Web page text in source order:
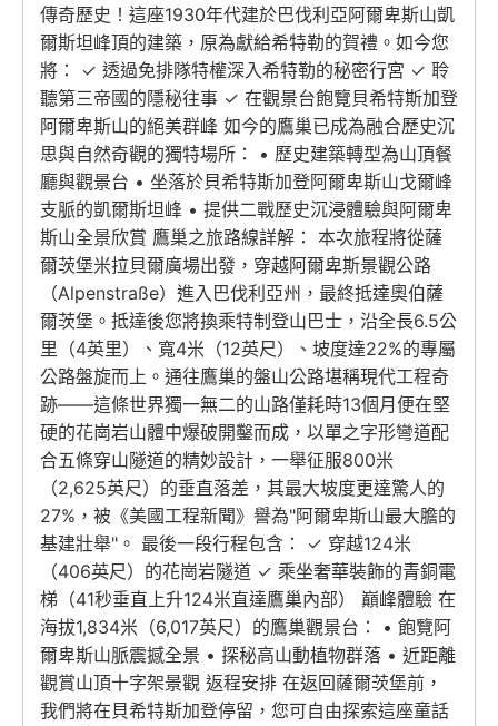
傳奇歷史！這座1930年代建於巴伐利亞阿爾卑斯山凱
爾斯坦峰頂的建築，原為獻給希特勒的賀禮。如今您
將： ✓ 透過免排隊特權深入希特勒的秘密行宮 ✓ 聆
聽第三帝國的隱秘往事 ✓ 在觀景台飽覽貝希特斯加登
阿爾卑斯山的絕美群峰 如今的鷹巢已成為融合歷史沉
思與自然奇觀的獨特場所： • 歷史建築轉型為山頂餐
廳與觀景台 • 坐落於貝希特斯加登阿爾卑斯山戈爾峰
支脈的凱爾斯坦峰 • 提供二戰歷史沉浸體驗與阿爾卑
斯山全景欣賞 鷹巢之旅路線詳解： 本次旅程將從薩
爾茨堡米拉貝爾廣場出發，穿越阿爾卑斯景觀公路
（Alpenstraße）進入巴伐利亞州，最終抵達奧伯薩
爾茨堡。抵達後您將換乘特制登山巴士，沿全長6.5公
里（4英里）、寬4米（12英尺）、坡度達22%的專屬
公路盤旋而上。通往鷹巢的盤山公路堪稱現代工程奇
跡——這條世界獨一無二的山路僅耗時13個月便在堅
硬的花崗岩山體中爆破開鑿而成，以單之字形彎道配
合五條穿山隧道的精妙設計，一舉征服800米
（2,625英尺）的垂直落差，其最大坡度更達驚人的
27%，被《美國工程新聞》譽為"阿爾卑斯山最大膽的
基建壯舉"。 最後一段行程包含： ✓ 穿越124米
（406英尺）的花崗岩隧道 ✓ 乘坐奢華裝飾的青銅電
梯（41秒垂直上升124米直達鷹巢內部） 巔峰體驗 在
海拔1,834米（6,017英尺）的鷹巢觀景台： • 飽覽阿
爾卑斯山脈震撼全景 • 探秘高山動植物群落 • 近距離
觀賞山頂十字架景觀 返程安排 在返回薩爾茨堡前，
我們將在貝希特斯加登停留，您可自由探索這座童話